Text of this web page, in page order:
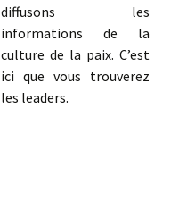
diffusons les
informations de la
culture de la paix. C’est
ici que vous trouverez
les leaders.